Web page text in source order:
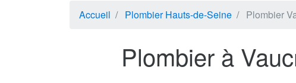
Accueil Plombier Hauts-de-Seine Plombier
Plombier à